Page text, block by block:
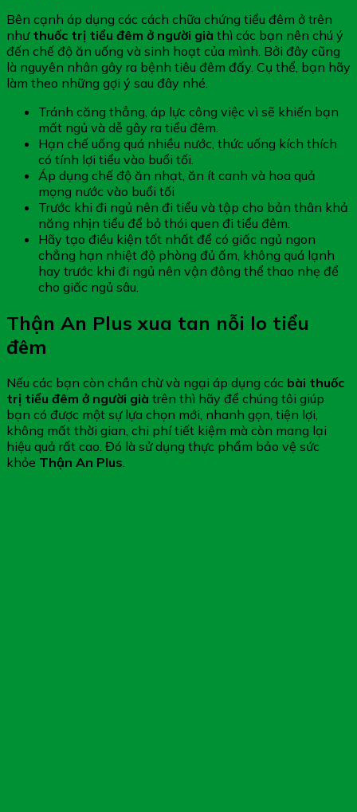
Bên cạnh áp dụng các cách chữa chứng tiểu đêm ở trên
như thuốc trị tiểu đêm ở người già thì các bạn nên chú ý
đến chế độ ăn uống và sinh hoạt của mình. Bởi đây cũng
là nguyên nhân gây ra bệnh tiêu đêm đấy. Cụ thể, bạn hãy
làm theo những gợi ý sau đây nhé.
Tránh căng thẳng, áp lực công việc vì sẽ khiến bạn
mất ngủ và dễ gây ra tiểu đêm.
Hạn chế uống quá nhiều nước, thức uống kích thích
có tính lợi tiểu vào buổi tối.
Áp dụng chế độ ăn nhạt, ăn ít canh và hoa quả
mọng nước vào buổi tối
Trước khi đi ngủ nên đi tiểu và tập cho bản thân khả
năng nhịn tiểu để bỏ thói quen đi tiểu đêm.
Hãy tạo điều kiện tốt nhất để có giấc ngủ ngon
chẳng hạn nhiệt độ phòng đủ ấm, không quá lạnh
hay trước khi đi ngủ nên vận đông thể thao nhẹ để
cho giấc ngủ sâu.
Thận An Plus xua tan nỗi lo tiểu
đêm
Nếu các bạn còn chần chừ và ngại áp dụng các bài thuốc
trị tiểu đêm ở người già trên thì hãy để chúng tôi giúp
bạn có được một sự lựa chọn mới, nhanh gọn, tiện lợi,
không mất thời gian, chi phí tiết kiệm mà còn mang lại
hiệu quả rất cao. Đó là sử dụng thực phẩm bảo vệ sức
khỏe Thận An Plus